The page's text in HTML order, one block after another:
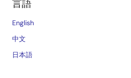
言語
English
中文
日本語